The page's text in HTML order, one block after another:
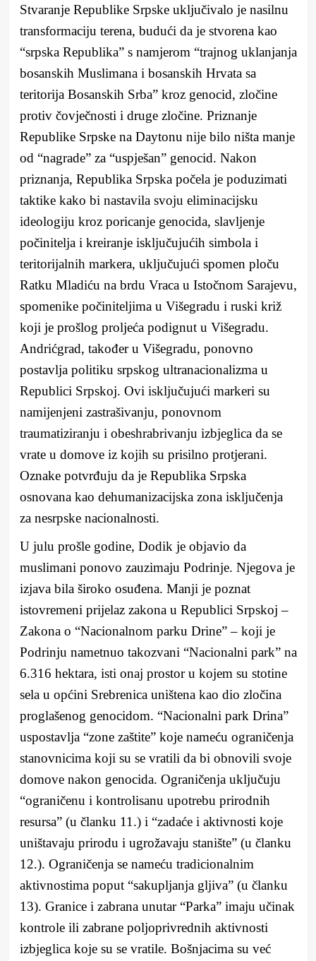
Stvaranje Republike Srpske uključivalo je nasilnu
transformaciju terena, budući da je stvorena kao
“srpska Republika” s namjerom “trajnog uklanjanja
bosanskih Muslimana i bosanskih Hrvata sa
teritorija Bosanskih Srba” kroz genocid, zločine
protiv čovječnosti i druge zločine. Priznanje
Republike Srpske na Daytonu nije bilo ništa manje
od “nagrade” za “uspješan” genocid. Nakon
priznanja, Republika Srpska počela je poduzimati
taktike kako bi nastavila svoju eliminacijsku
ideologiju kroz poricanje genocida, slavljenje
počinitelja i kreiranje isključujućih simbola i
teritorijalnih markera, uključujući spomen ploču
Ratku Mladiću na brdu Vraca u Istočnom Sarajevu,
spomenike počiniteljima u Višegradu i ruski križ
koji je prošlog proljeća podignut u Višegradu.
Andrićgrad, također u Višegradu, ponovno
postavlja politiku srpskog ultranacionalizma u
Republici Srpskoj. Ovi isključujući markeri su
namijenjeni zastrašivanju, ponovnom
traumatiziranju i obeshrabrivanju izbjeglica da se
vrate u domove iz kojih su prisilno protjerani.
Oznake potvrđuju da je Republika Srpska
osnovana kao dehumanizacijska zona isključenja
za nesrpske nacionalnosti.
U julu prošle godine, Dodik je objavio da
muslimani ponovo zauzimaju Podrinje. Njegova je
izjava bila široko osuđena. Manji je poznat
istovremeni prijelaz zakona u Republici Srpskoj –
Zakona o “Nacionalnom parku Drine” – koji je
Podrinju nametnuo takozvani “Nacionalni park” na
6.316 hektara, isti onaj prostor u kojem su stotine
sela u općini Srebrenica uništena kao dio zločina
proglašenog genocidom. “Nacionalni park Drina”
uspostavlja “zone zaštite” koje nameću ograničenja
stanovnicima koji su se vratili da bi obnovili svoje
domove nakon genocida. Ograničenja uključuju
“ograničenu i kontrolisanu upotrebu prirodnih
resursa” (u članku 11.) i “zadaće i aktivnosti koje
uništavaju prirodu i ugrožavaju stanište” (u članku
12.). Ograničenja se nameću tradicionalnim
aktivnostima poput “sakupljanja gljiva” (u članku
13). Granice i zabrana unutar “Parka” imaju učinak
kontrole ili zabrane poljoprivrednih aktivnosti
izbjeglica koje su se vratile. Bošnjacima su već